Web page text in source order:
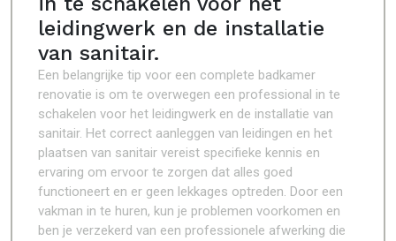
leidingwerk en de installatie
van sanitair.
Een belangrijke tip voor een complete badkamer
renovatie is om te overwegen een professional in te
schakelen voor het leidingwerk en de installatie van
sanitair. Het correct aanleggen van leidingen en het
plaatsen van sanitair vereist specifieke kennis en
ervaring om ervoor te zorgen dat alles goed
functioneert en er geen lekkages optreden. Door een
vakman in te huren, kun je problemen voorkomen en
ben je verzekerd van een professionele afwerking die